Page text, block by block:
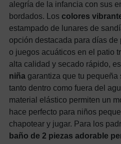
alegría de la infancia con sus
bordados. Los colores
estampado de lunares de
opción destacada para días
o juegos acuáticos en el patio
alta calidad y secado rápido,
niña garantiza que tu pequeña
tanto dentro como fuera del
material elástico permiten un
hace perfecto para niños
chapotear y jugar. Para los
baño de 2 piezas adorable